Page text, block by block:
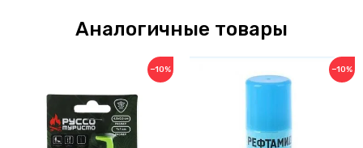
Аналогичные товары
−10% −10%